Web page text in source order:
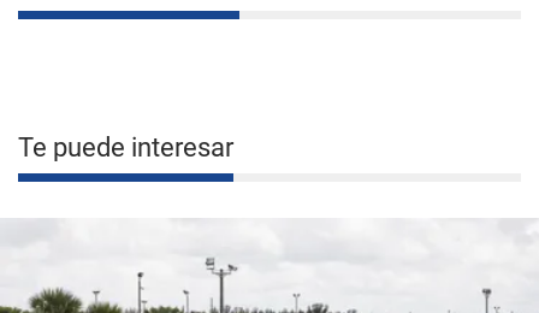
Te puede interesar